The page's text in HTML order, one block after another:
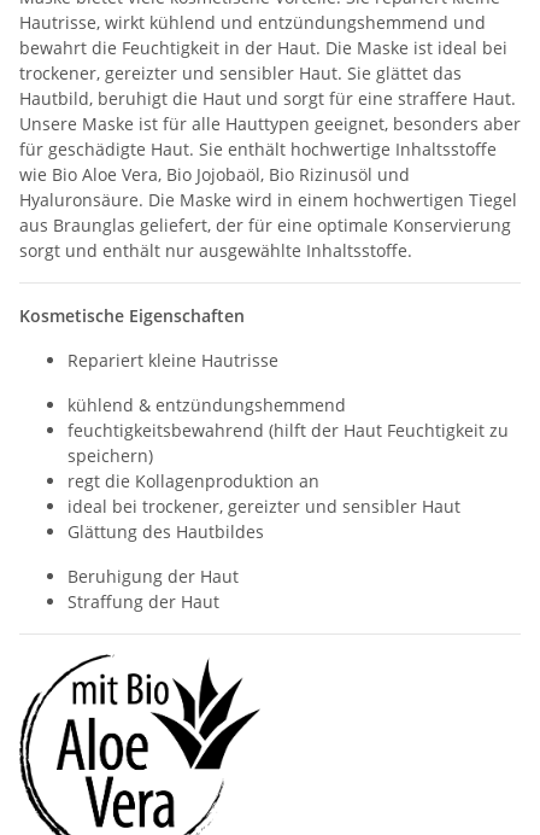
Hautrisse, wirkt kühlend und entzündungshemmend und
bewahrt die Feuchtigkeit in der Haut. Die Maske ist ideal bei
trockener, gereizter und sensibler Haut. Sie glättet das
Hautbild, beruhigt die Haut und sorgt für eine straffere Haut.
Unsere Maske ist für alle Hauttypen geeignet, besonders aber
für geschädigte Haut. Sie enthält hochwertige Inhaltsstoffe
wie Bio Aloe Vera, Bio Jojobaöl, Bio Rizinusöl und
Hyaluronsäure. Die Maske wird in einem hochwertigen Tiegel
aus Braunglas geliefert, der für eine optimale Konservierung
sorgt und enthält nur ausgewählte Inhaltsstoffe.
Kosmetische Eigenschaften
Repariert kleine Hautrisse
kühlend & entzündungshemmend
feuchtigkeitsbewahrend (hilft der Haut Feuchtigkeit zu
speichern)
regt die Kollagenproduktion an
ideal bei trockener, gereizter und sensibler Haut
Glättung des Hautbildes
Beruhigung der Haut
Straffung der Haut